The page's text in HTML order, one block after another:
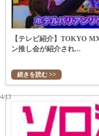
【テレビ紹介】TOKYO
ン推し会が紹介され...
続きを読む >>
13